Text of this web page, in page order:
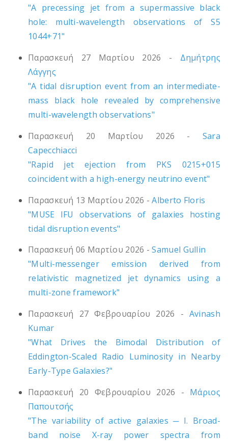
"A precessing jet from a supermassive black
hole: multi-wavelength observations of S5
1044+71"
Παρασκευή 27 Μαρτίου 2026 -
Δημήτρης
Λάγγης
"A tidal disruption event from an intermediate-
mass black hole revealed by comprehensive
multi-wavelength observations"
Παρασκευή 20 Μαρτίου 2026 -
Sara
Capecchiacci
"Rapid jet ejection from PKS 0215+015
coincident with a high-energy neutrino event"
Παρασκευή 13 Μαρτίου 2026 - Alberto Floris
"MUSE IFU observations of galaxies hosting
tidal disruption events"
Παρασκευή 06 Μαρτίου 2026 - Samuel Gullin
"Multi-messenger emission derived from
relativistic magnetized jet dynamics using a
multi-zone framework"
Παρασκευή 27 Φεβρουαρίου 2026 - Avinash
Kumar
"What Drives the Bimodal Distribution of
Eddington-Scaled Radio Luminosity in Nearby
Early-Type Galaxies?"
Παρασκευή 20 Φεβρουαρίου 2026 - Μάριος
Παπουτσής
"The variability of active galaxies ─ I. Broad-
band noise X-ray power spectra from